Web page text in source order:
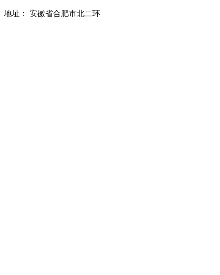
地址： 安徽省合肥市北二环